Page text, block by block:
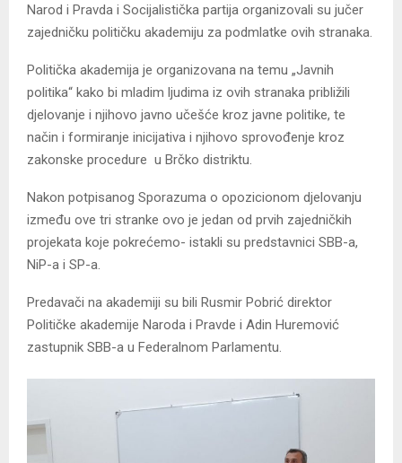
Narod i Pravda i Socijalistička partija organizovali su jučer
zajedničku političku akademiju za podmlatke ovih stranaka.
Politička akademija je organizovana na temu „Javnih
politika“ kako bi mladim ljudima iz ovih stranaka približili
djelovanje i njihovo javno učešće kroz javne politike, te
način i formiranje inicijativa i njihovo sprovođenje kroz
zakonske procedure u Brčko distriktu.
Nakon potpisanog Sporazuma o opozicionom djelovanju
između ove tri stranke ovo je jedan od prvih zajedničkih
projekata koje pokrećemo- istakli su predstavnici SBB-a,
NiP-a i SP-a.
Predavači na akademiji su bili Rusmir Pobrić direktor
Političke akademije Naroda i Pravde i Adin Huremović
zastupnik SBB-a u Federalnom Parlamentu.